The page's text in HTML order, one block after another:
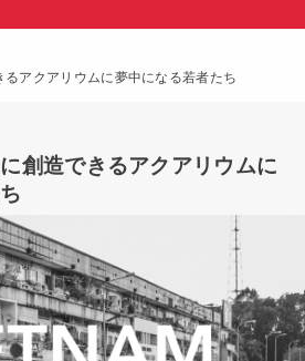
アクアリウムに夢中になる若者たち
創造できるアクアリウムに